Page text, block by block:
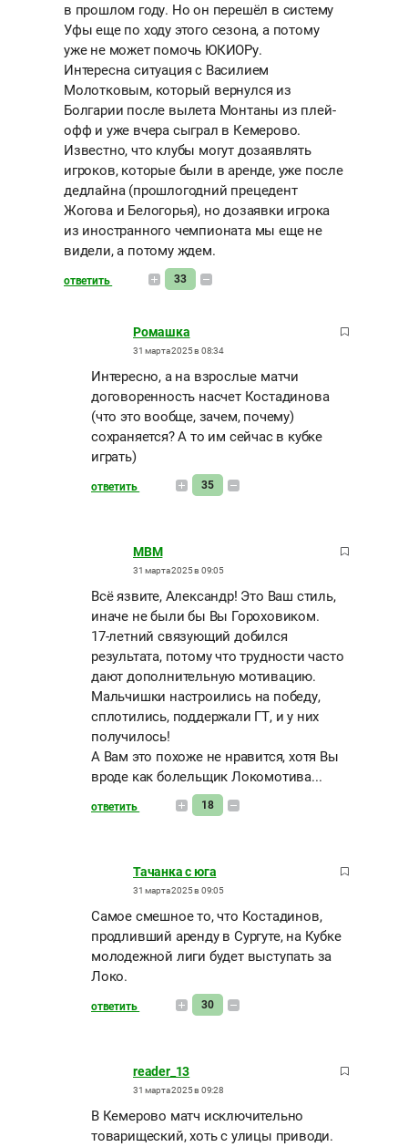
в прошлом году. Но он перешёл в систему
Уфы еще по ходу этого сезона, а потому
уже не может помочь ЮКИОРу.
Интересна ситуация с Василием
Молотковым, который вернулся из
Болгарии после вылета Монтаны из плей-
офф и уже вчера сыграл в Кемерово.
Известно, что клубы могут дозаявлять
игроков, которые были в аренде, уже после
дедлайна (прошлогодний прецедент
Жогова и Белогорья), но дозаявки игрока
из иностранного чемпионата мы еще не
видели, а потому ждем.
ответить 33
Ромашка
31 марта 2025 в 08:34
Интересно, а на взрослые матчи
договоренность насчет Костадинова
(что это вообще, зачем, почему)
сохраняется? А то им сейчас в кубке
играть)
ответить 35
MBM
31 марта 2025 в 09:05
Всё язвите, Александр! Это Ваш стиль,
иначе не были бы Вы Гороховиком.
17-летний связующий добился
результата, потому что трудности часто
дают дополнительную мотивацию.
Мальчишки настроились на победу,
сплотились, поддержали ГТ, и у них
получилось!
А Вам это похоже не нравится, хотя Вы
вроде как болельщик Локомотива...
ответить 18
Тачанка с юга
31 марта 2025 в 09:05
Самое смешное то, что Костадинов,
продливший аренду в Сургуте, на Кубке
молодежной лиги будет выступать за
Локо.
ответить 30
reader_13
31 марта 2025 в 09:28
В Кемерово матч исключительно
товарищеский, хоть с улицы приводи.